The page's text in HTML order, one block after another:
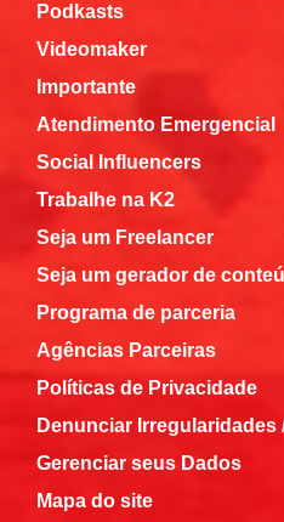
Podkasts
Videomaker
Importante
Atendimento Emergencial
Social Influencers
Trabalhe na K2
Seja um Freelancer
Seja um gerador de
Programa de parceria
Agências Parceiras
Políticas de Privacidade
Denunciar Irregularidades
Gerenciar seus Dados
Mapa do site